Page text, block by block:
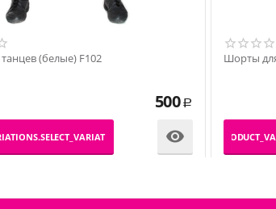
(белые) F102
500 Р

Шорты